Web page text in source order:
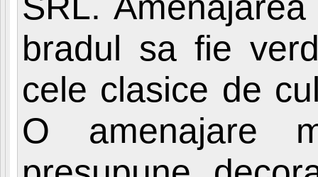
bradul sa fie
cele clasice de
O amenajare